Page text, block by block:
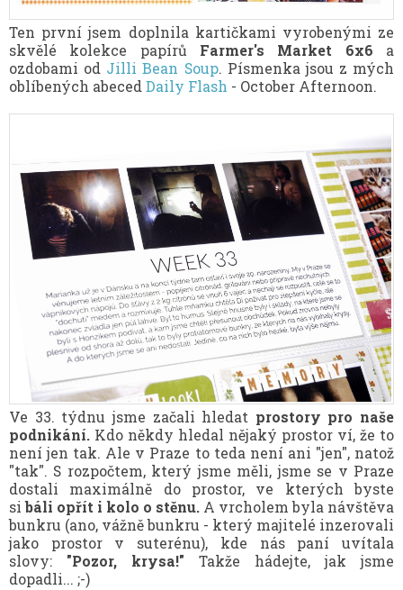
Ten první jsem doplnila kartičkami vyrobenými ze
skvělé kolekce papírů Farmer's Market 6x6 a
ozdobami od Jilli Bean Soup. Písmenka jsou z mých
oblíbených abecedDaily Flash - October Afternoon.
Ve 33. týdnu jsme začali hledat prostory pro naše
podnikání. Kdo někdy hledal nějaký prostor ví, že to
není jen tak. Ale v Praze to teda není ani "jen", natož
"tak". S rozpočtem, který jsme měli, jsme se v Praze
dostali maximálně do prostor, ve kterých byste
sibáli opřít i kolo o stěnu. A vrcholem byla návštěva
bunkru (ano, vážně bunkru - který majitelé inzerovali
jako prostor v suterénu), kde nás paní uvítala
slovy: "Pozor, krysa!" Takže hádejte, jak jsme
dopadli... ;-)